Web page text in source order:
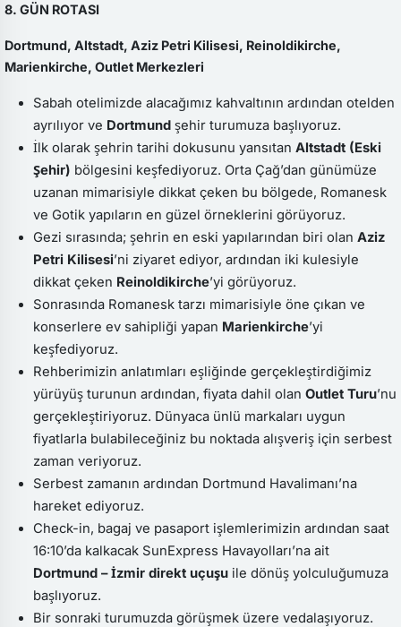
8. GÜN ROTASI
Dortmund, Altstadt, Aziz Petri Kilisesi, Reinoldikirche,
Marienkirche, Outlet Merkezleri
Sabah otelimizde alacağımız kahvaltının ardından otelden
ayrılıyor ve Dortmund şehir turumuza başlıyoruz.
İlk olarak şehrin tarihi dokusunu yansıtan Altstadt (Eski
Şehir) bölgesini keşfediyoruz. Orta Çağ’dan günümüze
uzanan mimarisiyle dikkat çeken bu bölgede, Romanesk
ve Gotik yapıların en güzel örneklerini görüyoruz.
Gezi sırasında; şehrin en eski yapılarından biri olan Aziz
Petri Kilisesi’ni ziyaret ediyor, ardından iki kulesiyle
dikkat çeken Reinoldikirche’yi görüyoruz.
Sonrasında Romanesk tarzı mimarisiyle öne çıkan ve
konserlere ev sahipliği yapan Marienkirche’yi
keşfediyoruz.
Rehberimizin anlatımları eşliğinde gerçekleştirdiğimiz
yürüyüş turunun ardından, fiyata dahil olan Outlet Turu’nu
gerçekleştiriyoruz. Dünyaca ünlü markaları uygun
fiyatlarla bulabileceğiniz bu noktada alışveriş için serbest
zaman veriyoruz.
Serbest zamanın ardından Dortmund Havalimanı’na
hareket ediyoruz.
Check-in, bagaj ve pasaport işlemlerimizin ardından saat
16:10’da kalkacak SunExpress Havayolları’na ait
Dortmund – İzmir direkt uçuşu ile dönüş yolculuğumuza
başlıyoruz.
Bir sonraki turumuzda görüşmek üzere vedalaşıyoruz.